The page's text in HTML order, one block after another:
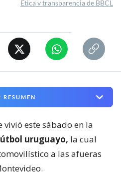
Ética y transparencia de BBCL
RESUMEN
este sábado en la
uruguayo, la cual
a las afueras